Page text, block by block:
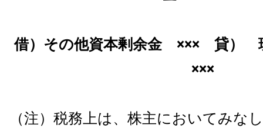
借）その他資本剰余金 ××× 貸）
×××
（注）税務上は、株主においてみな